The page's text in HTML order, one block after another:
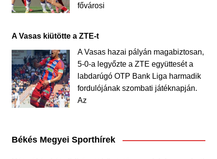
fővárosi
A Vasas kiütötte a ZTE-t
A Vasas hazai pályán magabiztosan,
5-0-a legyőzte a ZTE együttesét a
labdarúgó OTP Bank Liga harmadik
fordulójának szombati játéknapján.
Az
Békés Megyei Sporthírek